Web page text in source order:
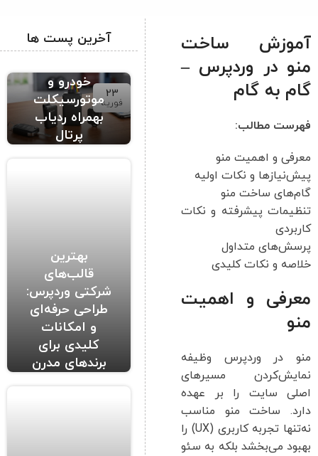
آموزش ساخت
منو در وردپرس –
گام به گام
فهرست مطالب:
معرفی و اهمیت منو
پیش‌نیازها و نکات اولیه
گام‌های ساخت منو
تنظیمات پیشرفته و نکات
کاربردی
پرسش‌های متداول
خلاصه و نکات کلیدی
معرفی و اهمیت
منو
منو در وردپرس وظیفه
نمایش‌کردن مسیرهای
اصلی سایت را بر عهده
دارد. ساخت منو مناسب
نه‌تنها تجربه کاربری (UX) را
بهبود می‌بخشد بلکه به سئو
آخرین پست ها
23
فوریه
خودرو و
موتورسیکلت
بهمراه ردیاب
پرتال
بهترین
قالب‌های
شرکتی وردپرس:
طراحی حرفه‌ای
و امکانات
کلیدی برای
برندهای مدرن